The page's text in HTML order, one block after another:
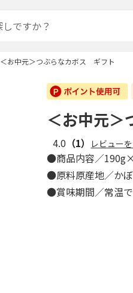
＜お中元＞つぶらなカボス ギフト
＜お中元
4.0 （1） レビュー
●商品内容／
●原料原産地／か
●賞味期間／常温